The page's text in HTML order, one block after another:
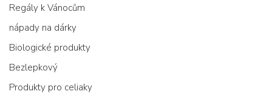
Regály k Vánocům
nápady na dárky
Biologické produkty
Bezlepkový
Produkty pro celiaky